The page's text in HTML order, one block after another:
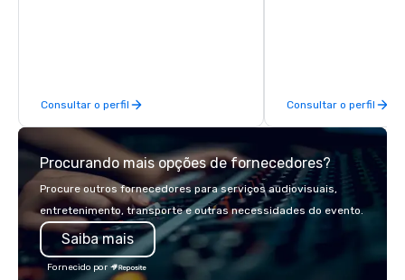
socials while overlooking breathtaking
city views.
Consultar o perfil Consultar o perfil
Procurando mais opções de fornecedores?
Procure outros fornecedores para serviços audiovisuais,
entretenimento, transporte e outras necessidades do evento.
Saiba mais
Fornecido por